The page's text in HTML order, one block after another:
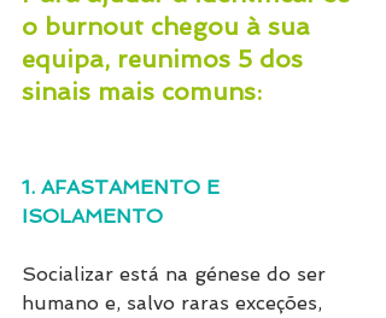
o burnout chegou à sua
equipa, reunimos 5 dos
sinais mais comuns:
1. AFASTAMENTO E
ISOLAMENTO
Socializar está na génese do ser
humano e, salvo raras exceções,